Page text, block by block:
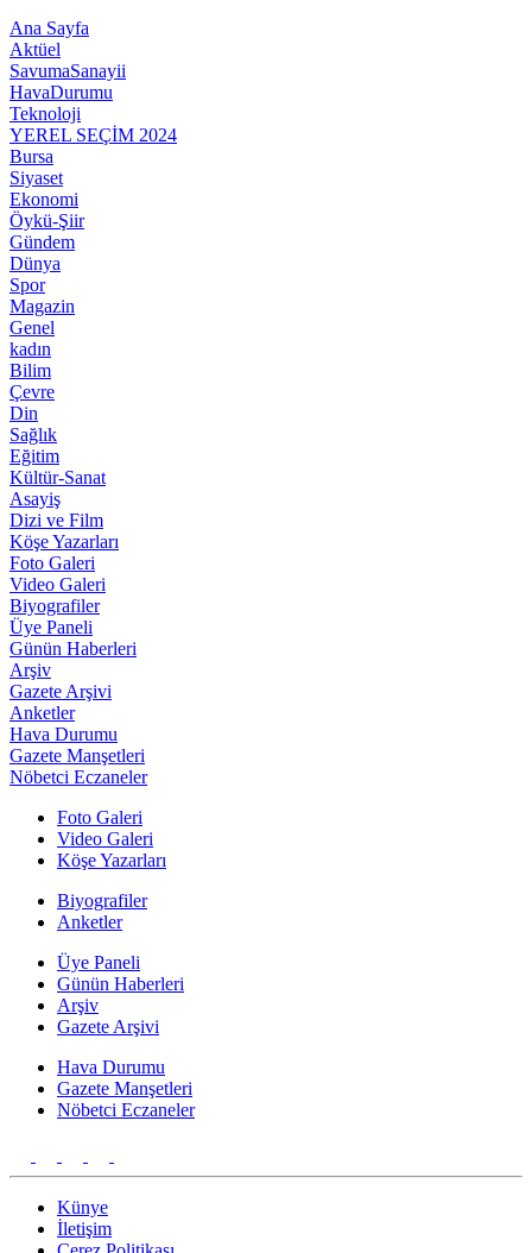
Ana Sayfa
Aktüel
SavumaSanayii
HavaDurumu
Teknoloji
YEREL SEÇİM 2024
Bursa
Siyaset
Ekonomi
Öykü-Şiir
Gündem
Dünya
Spor
Magazin
Genel
kadın
Bilim
Çevre
Din
Sağlık
Eğitim
Kültür-Sanat
Asayiş
Dizi ve Film
Köşe Yazarları
Foto Galeri
Video Galeri
Biyografiler
Üye Paneli
Günün Haberleri
Arşiv
Gazete Arşivi
Anketler
Hava Durumu
Gazete Manşetleri
Nöbetci Eczaneler
Foto Galeri
Video Galeri
Köşe Yazarları
Biyografiler
Anketler
Üye Paneli
Günün Haberleri
Arşiv
Gazete Arşivi
Hava Durumu
Gazete Manşetleri
Nöbetci Eczaneler
Künye
İletişim